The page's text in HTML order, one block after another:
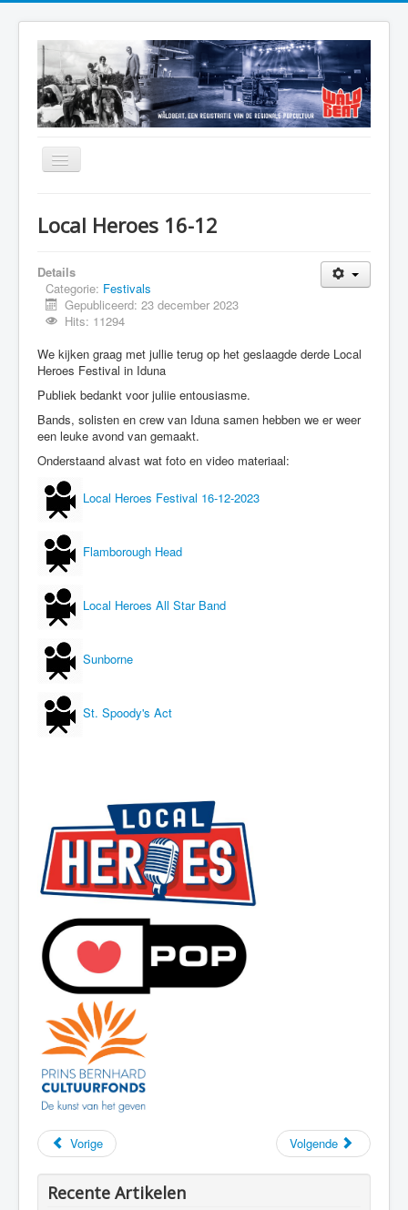
Alfabetisch Overzicht
Mooie Verhalen
Jaaroverzicht
Muzikanten
Podia
Theaterburo Friesland
Nieuws
Local Heroes 16-12
Details
Categorie: Festivals
Gepubliceerd: 23 december 2023
Hits: 11294
We kijken graag met jullie terug op het geslaagde derde Local
Heroes Festival in Iduna
Publiek bedankt voor juliie entousiasme.
Bands, solisten en crew van Iduna samen hebben we er weer
een leuke avond van gemaakt.
Onderstaand alvast wat foto en video materiaal:
Local Heroes Festival 16-12-2023
Flamborough Head
Local Heroes All Star Band
Sunborne
St. Spoody's Act
Vorige Volgende
Recente Artikelen